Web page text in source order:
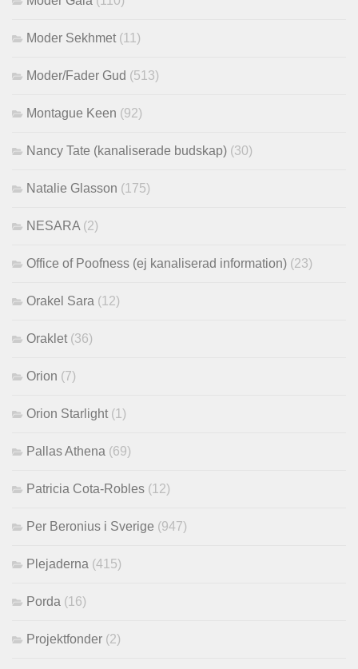
Moder Sekhmet (11)
Moder/Fader Gud (513)
Montague Keen (92)
Nancy Tate (kanaliserade budskap) (30)
Natalie Glasson (175)
NESARA (2)
Office of Poofness (ej kanaliserad information) (23)
Orakel Sara (12)
Oraklet (36)
Orion (7)
Orion Starlight (1)
Pallas Athena (69)
Patricia Cota-Robles (12)
Per Beronius i Sverige (947)
Plejaderna (415)
Porda (16)
Projektfonder (2)